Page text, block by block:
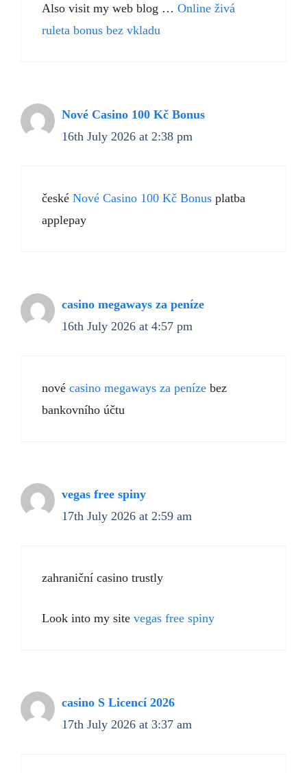
Also visit my web blog … Online živá
ruleta bonus bez vkladu
Nové Casino 100 Kč Bonus
16th July 2026 at 2:38 pm
české Nové Casino 100 Kč Bonus platba
applepay
casino megaways za peníze
16th July 2026 at 4:57 pm
nové casino megaways za peníze bez
bankovního účtu
vegas free spiny
17th July 2026 at 2:59 am
zahraniční casino trustly
Look into my site vegas free spiny
casino S Licencí 2026
17th July 2026 at 3:37 am